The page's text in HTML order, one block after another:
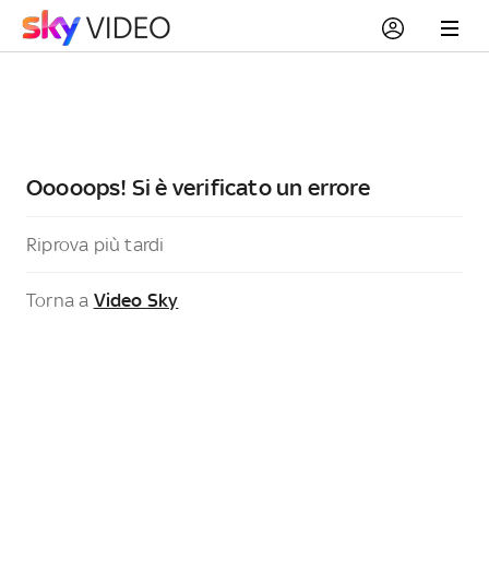
Ooooops! Si è verificato un errore
Riprova più tardi
Torna a Video Sky